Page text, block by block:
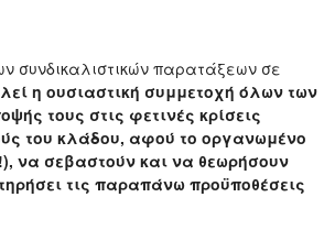
συνδικαλιστικών παρατάξεων σε
η ουσιαστική συμμετοχή όλων των
τους στις φετινές κρίσεις
του κλάδου, αφού το οργανωμένο
να σεβαστούν και να θεωρήσουν
τις παραπάνω προϋποθέσεις